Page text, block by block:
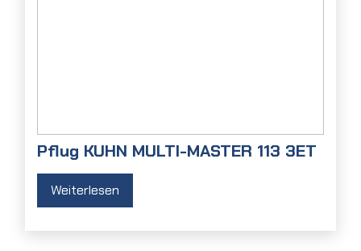
Pflug KUHN MULTI-MASTER 113 3ET
Weiterlesen